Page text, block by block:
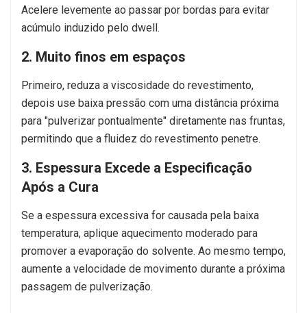
Acelere levemente ao passar por bordas para evitar
acúmulo induzido pelo dwell.
2. Muito finos em espaços
Primeiro, reduza a viscosidade do revestimento,
depois use baixa pressão com uma distância próxima
para "pulverizar pontualmente" diretamente nas fruntas,
permitindo que a fluidez do revestimento penetre.
3. Espessura Excede a Especificação
Após a Cura
Se a espessura excessiva for causada pela baixa
temperatura, aplique aquecimento moderado para
promover a evaporação do solvente. Ao mesmo tempo,
aumente a velocidade de movimento durante a próxima
passagem de pulverização.